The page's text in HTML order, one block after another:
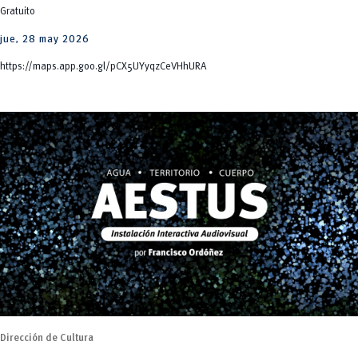
Gratuito
jue, 28 may 2026
https://maps.app.goo.gl/pCX5UYyqzCeVHhURA
Dirección de Cultura